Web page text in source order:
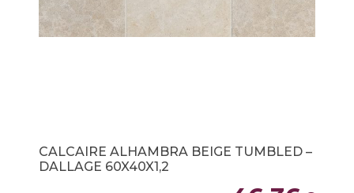
CALCAIRE ALHAMBRA BEIGE TUMBLED –
DALLAGE 60X40X1,2